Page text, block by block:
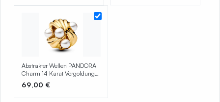
Abstrakter Wellen PANDORA
Charm 14 Karat Vergoldung
763915C01
69,00 €